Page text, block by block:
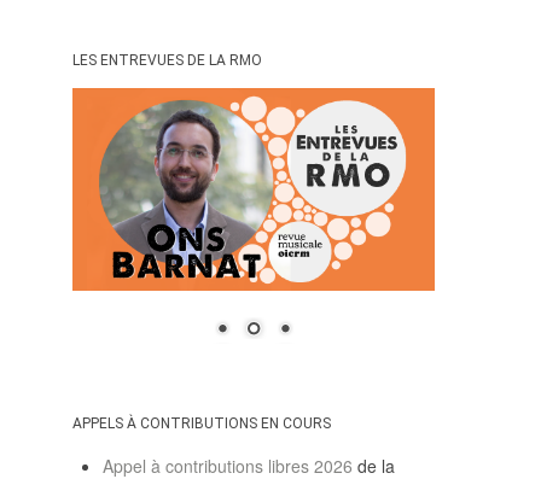
LES ENTREVUES DE LA RMO
APPELS À CONTRIBUTIONS EN COURS
Appel à contributions libres 2026 de la